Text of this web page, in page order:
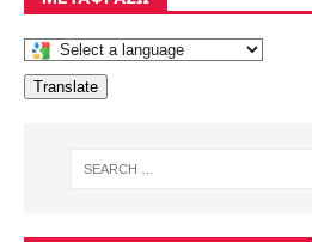
Translate